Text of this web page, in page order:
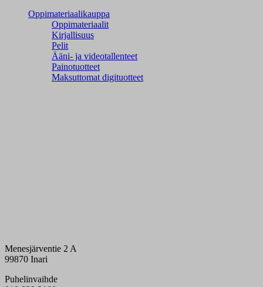
Oppimateriaalikauppa
Oppimateriaalit
Kirjallisuus
Pelit
Ääni- ja videotallenteet
Painotuotteet
Maksuttomat digituotteet
Menesjärventie 2 A
99870 Inari
Puhelinvaihde